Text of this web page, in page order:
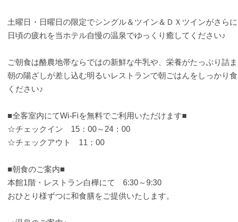
土曜日・日曜日の限定でシングル＆ツイン＆ＤＸツインがさらに
日頃の疲れを当ホテル自慢の温泉でゆっくり癒してください♪
ご朝食は酪農地帯ならではの新鮮な牛乳や、栄養がたっぷり詰
朝の陽ざしが差し込む明るいレストランで朝ごはんをしっかり
ください♪
■全客室内にてWi-Fiを無料でご利用いただけます■
☆チェックイン 15：00～24：00
☆チェックアウト 11：00
■朝食のご案内■
本館1階・レストラン白樺にて 6:30～9:30
おひとり様ずつに和食膳をご提供いたします。